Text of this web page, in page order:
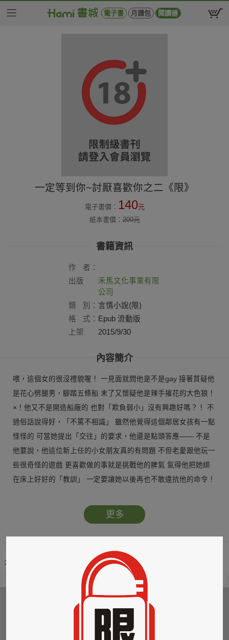
電子書 月讀包 閱讀器
一定等到你~討厭喜歡你之二《限》
電子書價： 140元
紙本書價：200元
書籍資訊
作
者：
出版
禾馬文化事業有限
公司
類
別： 言情小說(限)
格
式： Epub 流動版
上架
2015/9/30
內容簡介
喂，這個女的很沒禮貌喔！ 一見面就問他是不是gay 接著質疑他
是花心劈腿男，腳踏五條船 末了又懷疑他是辣手摧花的大色狼！
×！他又不是開造船廠的 也對「欺負弱小」沒有興趣好嗎？！ 不
過俗話說得好，「不罵不相識」 雖然他覺得這個鄰居女孩有一點
怪怪的 可當她提出「交往」的要求，他還是點頭答應—— 不是
他要說，他這位新上任的小女朋友真的有問題 不但老愛跟他玩一
些很奇怪的遊戲 更喜歡做的事就是挑戰他的脾氣 氣得他把她綁
在床上好好的「教訓」 一定要讓她以後再也不敢違抗他的命令！
更多
本類暢銷榜
3